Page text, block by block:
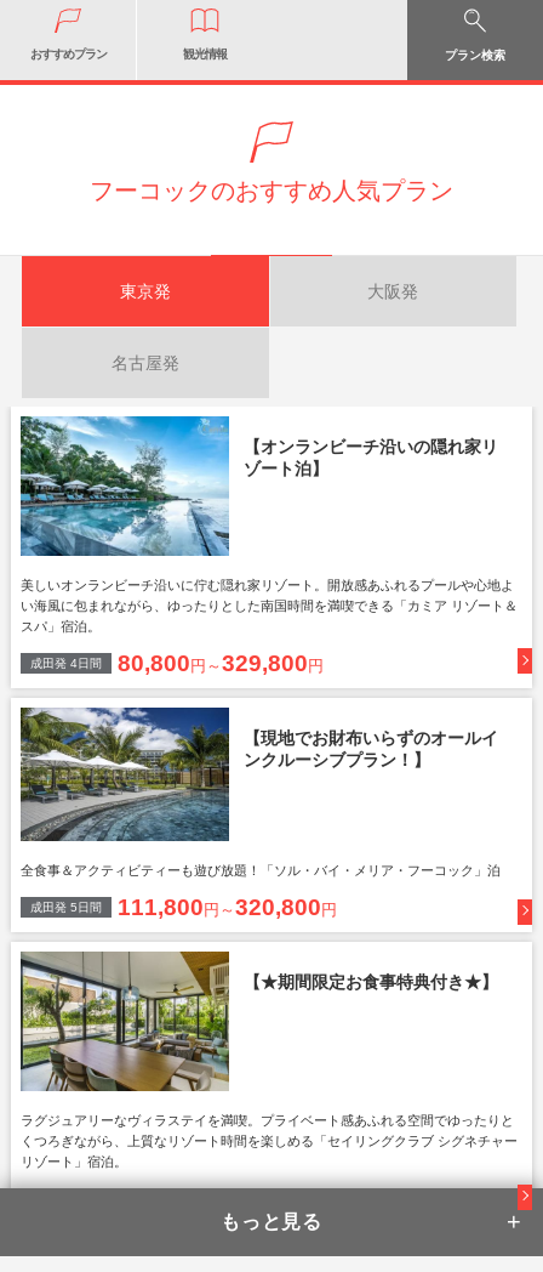
おすすめプラン 観光情報 プラン検索
フーコックのおすすめ人気プラン
東京発 大阪発
名古屋発
【オンランビーチ沿いの隠れ家リ
ゾート泊】
美しいオンランビーチ沿いに佇む隠れ家リゾート。開放感あふれるプールや心地よ
い海風に包まれながら、ゆったりとした南国時間を満喫できる「カミア リゾート＆
スパ」宿泊。
成田発 4日間 80,800円～ 329,800円
【現地でお財布いらずのオールイ
ンクルーシブプラン！】
全食事＆アクティビティーも遊び放題！「ソル・バイ・メリア・フーコック」泊
成田発 5日間 111,800円～ 320,800円
【★期間限定お食事特典付き★】
ラグジュアリーなヴィラステイを満喫。プライベート感あふれる空間でゆったりと
くつろぎながら、上質なリゾート時間を楽しめる「セイリングクラブ シグネチャー
リゾート」宿泊。